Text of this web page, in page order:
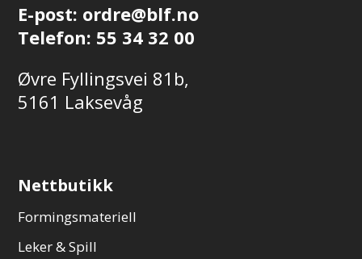
E-post: ordre@blf.no
Telefon: 55 34 32 00
Øvre Fyllingsvei 81b,
5161 Laksevåg
Nettbutikk
Formingsmateriell
Leker & Spill